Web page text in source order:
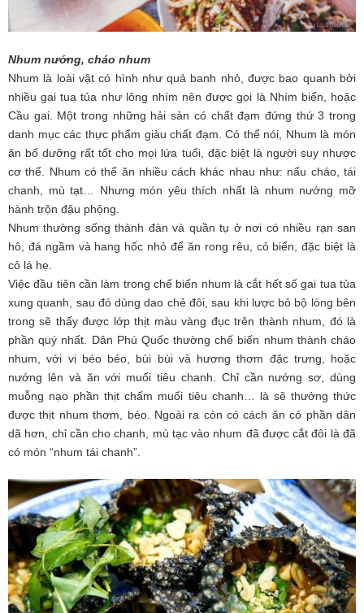
Nhum nướng, cháo nhum
Nhum là loài vật có hình như quả banh nhỏ, được bao quanh bởi
nhiều gai tua tủa như lông nhím nên được gọi là Nhím biển, hoặc
Cầu gai. Một trong những hải sản có chất đạm đứng thứ 3 trong
danh mục các thực phẩm giàu chất đạm. Có thể nói, Nhum là món
ăn bổ dưỡng rất tốt cho mọi lứa tuổi, đặc biệt là người suy nhược
cơ thể. Nhum có thể ăn nhiều cách khác nhau như: nấu cháo, tái
chanh, mù tạt… Nhưng món yêu thích nhất là nhum nướng mỡ
hành trộn đậu phộng.
Nhum thường sống thành đàn và quần tụ ở nơi có nhiều rạn san
hô, đá ngầm và hang hốc nhỏ để ăn rong rêu, cỏ biển, đặc biệt là
cỏ lá hẹ.
Việc đầu tiên cần làm trong chế biến nhum là cắt hết số gai tua tủa
xung quanh, sau đó dùng dao chẻ đôi, sau khi lược bỏ bộ lòng bên
trong sẽ thấy được lớp thịt màu vàng đục trên thành nhum, đó là
phần quý nhất. Dân Phú Quốc thường chế biến nhum thành cháo
nhum, với vị béo béo, bùi bùi và hương thơm đặc trưng, hoặc
nướng lên và ăn với muối tiêu chanh. Chỉ cần nướng sơ, dùng
muỗng nạo phần thịt chấm muối tiêu chanh… là sẽ thưởng thức
được thịt nhum thơm, béo. Ngoài ra còn có cách ăn có phần dân
dã hơn, chỉ cần cho chanh, mù tạc vào nhum đã được cắt đôi là đã
có món “nhum tái chanh”.